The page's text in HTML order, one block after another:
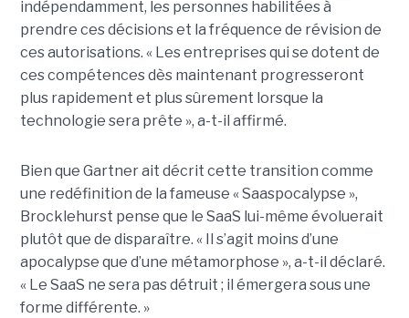
indépendamment, les personnes habilitées à
prendre ces décisions et la fréquence de révision de
ces autorisations. « Les entreprises qui se dotent de
ces compétences dès maintenant progresseront
plus rapidement et plus sûrement lorsque la
technologie sera prête », a-t-il affirmé.
Bien que Gartner ait décrit cette transition comme
une redéfinition de la fameuse « Saaspocalypse »,
Brocklehurst pense que le SaaS lui-même évoluerait
plutôt que de disparaître. « Il s’agit moins d’une
apocalypse que d’une métamorphose », a-t-il déclaré.
« Le SaaS ne sera pas détruit ; il émergera sous une
forme différente. »